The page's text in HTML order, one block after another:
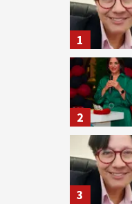
1
2
3